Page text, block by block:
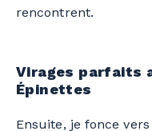
rencontrent.
Virages parfaits
Épinettes
Ensuite, je fonce